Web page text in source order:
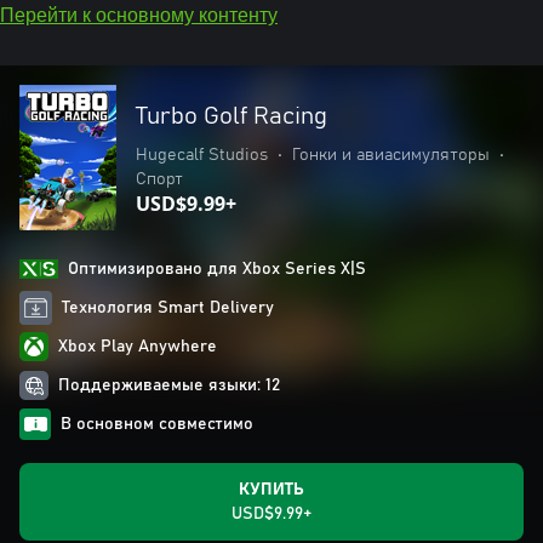
Перейти к основному контенту
Turbo Golf Racing
Hugecalf Studios • Гонки и авиасимуляторы
•
Спорт
USD$9.99+
Оптимизировано для Xbox Series X|S
Технология Smart Delivery
Xbox Play Anywhere
Поддерживаемые языки: 12
В основном совместимо
КУПИТЬ
USD$9.99+